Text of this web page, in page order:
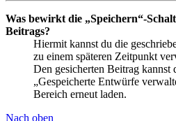
Was bewirkt die „Speichern“-
Beitrags?
Hiermit kannst du die
zu einem späteren Zeitpunkt
Den gesicherten Beitrag kannst
„Gespeicherte Entwürfe
Bereich erneut laden.
Nach oben